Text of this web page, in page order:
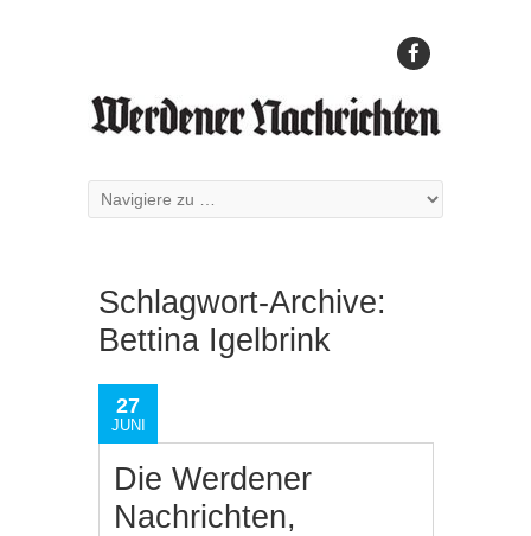
Schlagwort-Archive:
Bettina Igelbrink
27
JUNI
Die Werdener
Nachrichten,